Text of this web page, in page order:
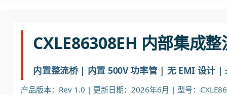
CXLE86308EH 内部集成
内置整流桥 | 内置 500V 功率管 | 无 EMI 设计
产品版本：Rev 1.0 | 更新日期：2026年6月 | 型号：